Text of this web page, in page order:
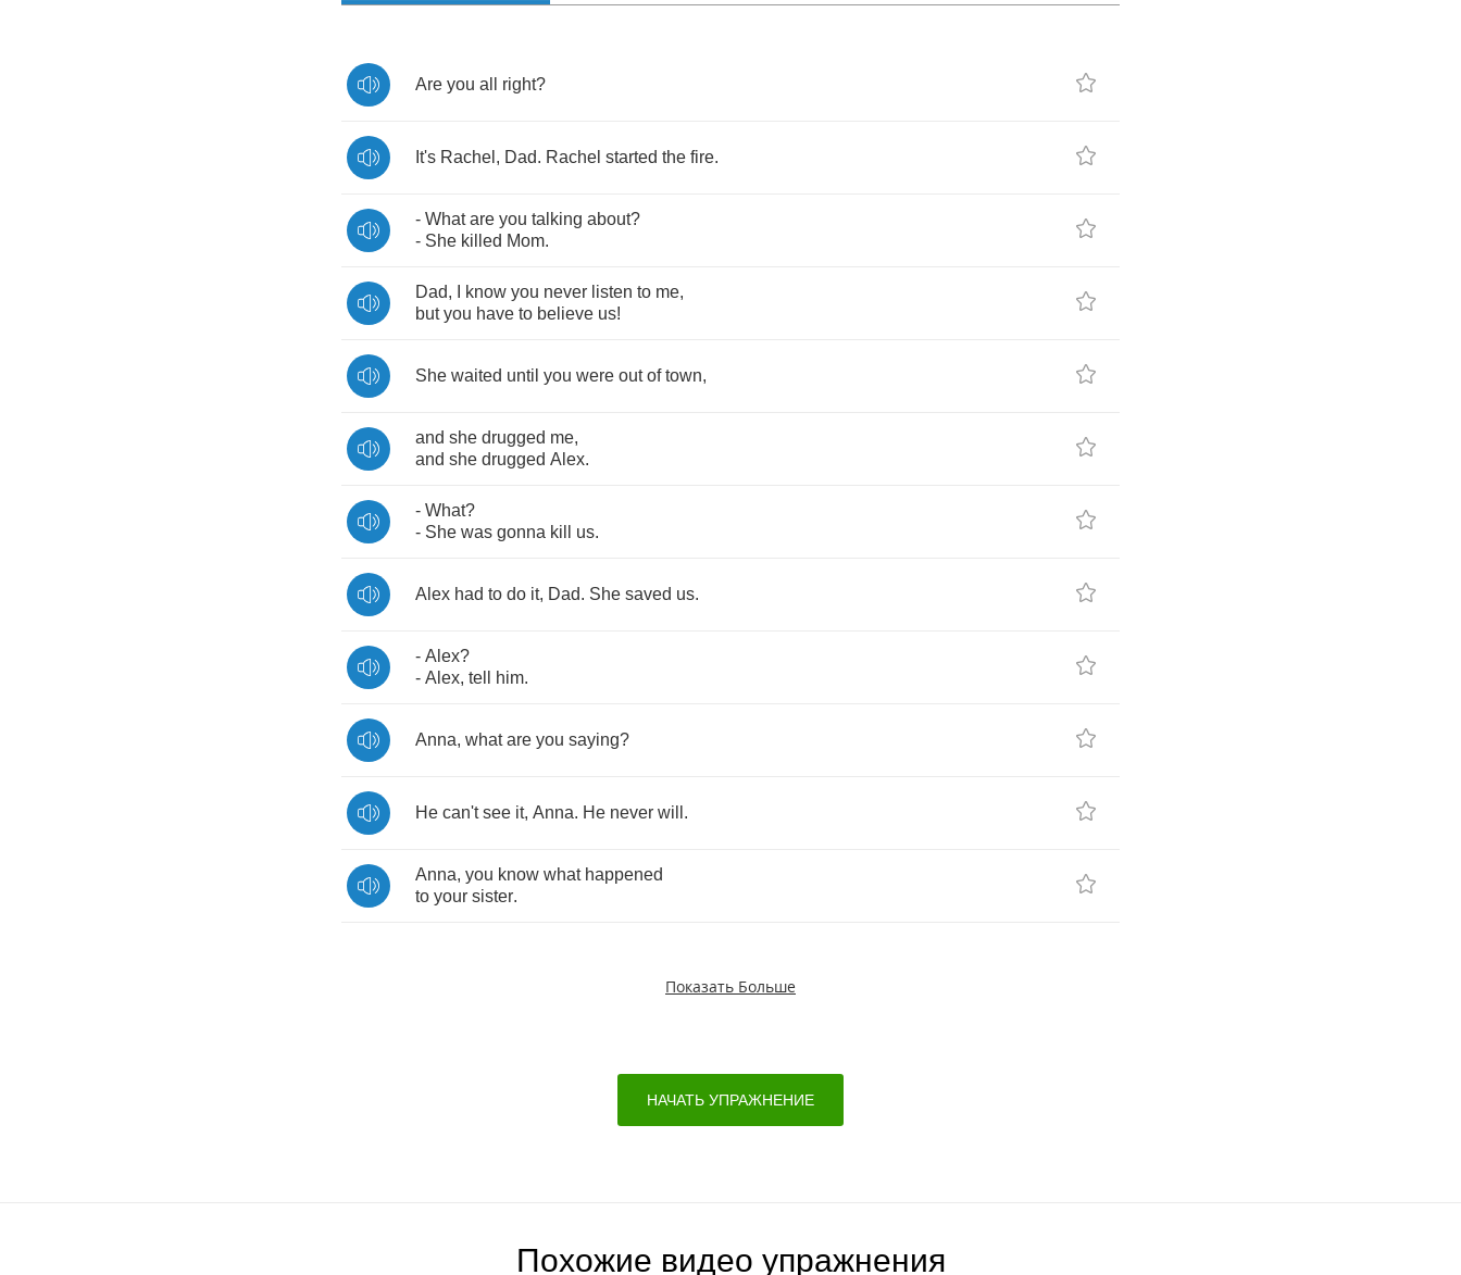
Are you all right?
It's Rachel , Dad. Rachel started the fire.
- What are you talking about?
- She killed Mom.
Dad, know you never listen to me,
but you have to believe us!
She waited until you were out of town,
and she drugged me,
and she drugged Alex.
- What?
- She was gonna kill us.
Alex had to do it, Dad. She saved us.
- Alex?
- Alex, tell him.
Anna, what are you saying?
He can't see it, Anna. He never will .
Anna, you know what happened
to your sister.
Показать Больше
НАЧАТЬ УПРАЖНЕНИЕ
Похожие видео упражнения